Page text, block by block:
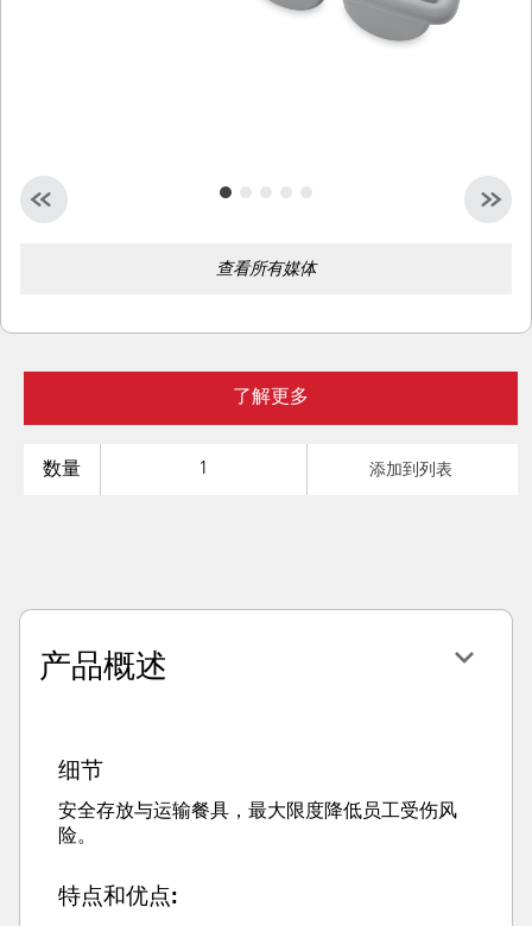
查看所有媒体
了解更多
数量 添加到列表
产品概述
细节
安全存放与运输餐具，最大限度降低员工受伤风
险。
特点和优点: